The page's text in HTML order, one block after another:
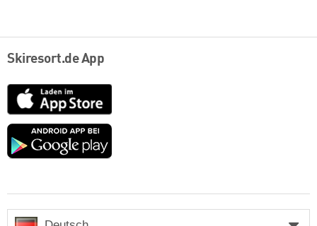
Skiresort.de App
App
Store
Google